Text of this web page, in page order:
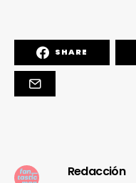
SHARE
Redacción